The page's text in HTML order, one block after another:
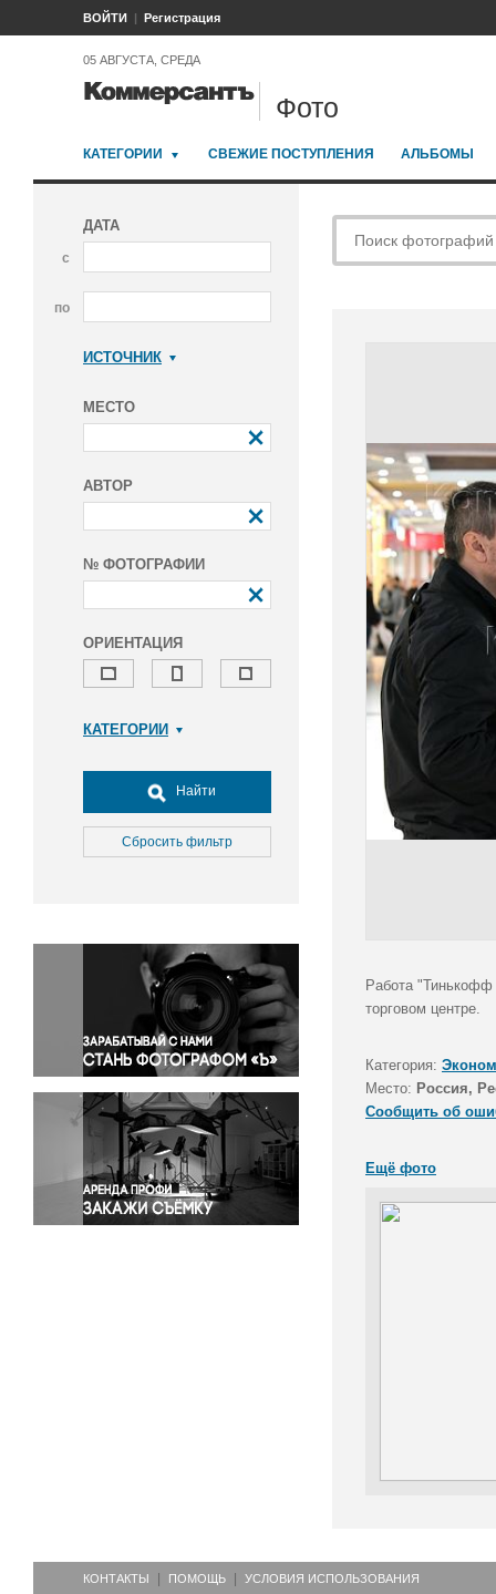
ВОЙТИ Регистрация
05 АВГУСТА, СРЕДА
Фото
КАТЕГОРИИ СВЕЖИЕ ПОСТУПЛЕНИЯ АЛЬБОМЫ
ДАТА
с
по
ИСТОЧНИК
МЕСТО
АВТОР
№ ФОТОГРАФИИ
ОРИЕНТАЦИЯ
КАТЕГОРИИ
Досуг, туризм и отдых
Культура
Медицина
Окружающая среда
Политика
Правосудие
Происшествия и конфликты
Религия
Светская жизнь
Спорт
Экология
Экономика и бизнес
Найти
Сбросить фильтр
Работа
торговом центре.
Категория:
Место: Россия,
Сообщить об
Ещё фото
КОНТАКТЫ ПОМОЩЬ УСЛОВИЯ ИСПОЛЬЗОВАНИЯ